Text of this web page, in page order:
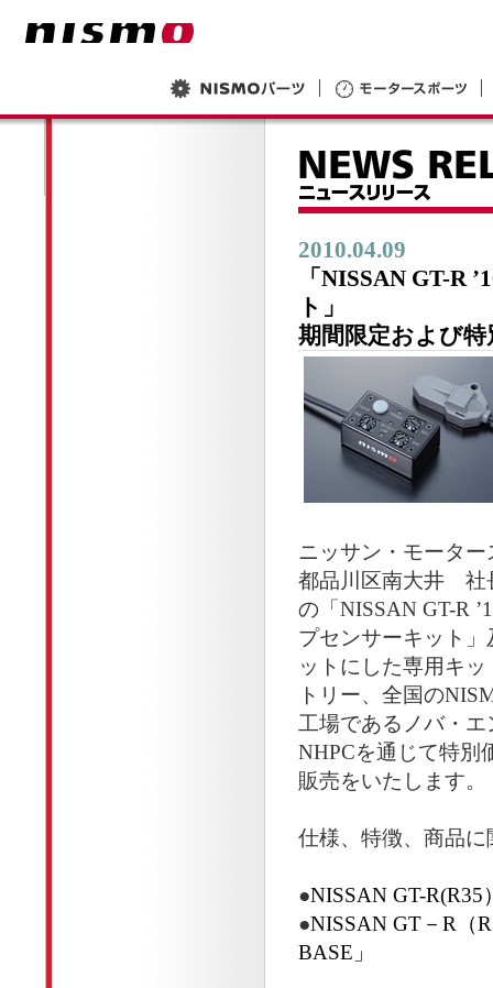
2010.04.09
「NISSAN GT-R
ト」
期間限定および
ニッサン・モータ
都品川区南大井 社
の「NISSAN GT-R
プセンサーキット
ットにした専用キ
トリー、全国の
工場であるノバ・
NHPCを通じて特別
販売をいたします。
仕様、特徴、商品
●NISSAN GT-
●NISSAN GT－R（
BASE」